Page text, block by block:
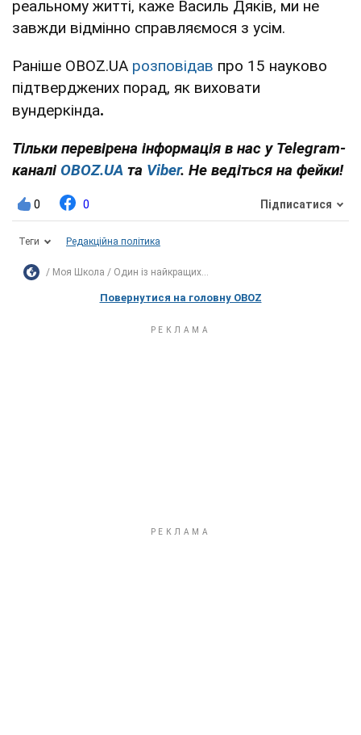
реальному житті, каже Василь Дяків, ми не
завжди відмінно справляємося з усім.
Раніше OBOZ.UA розповідав про 15 науково
підтверджених порад, як виховати
вундеркінда.
Тільки перевірена інформація в нас у Telegram-
каналі OBOZ.UA та Viber. Не ведіться на фейки!
0 0 Підписатися
Теги Редакційна політика
Моя Школа Один із найкращих...
Повернутися на головну OBOZ